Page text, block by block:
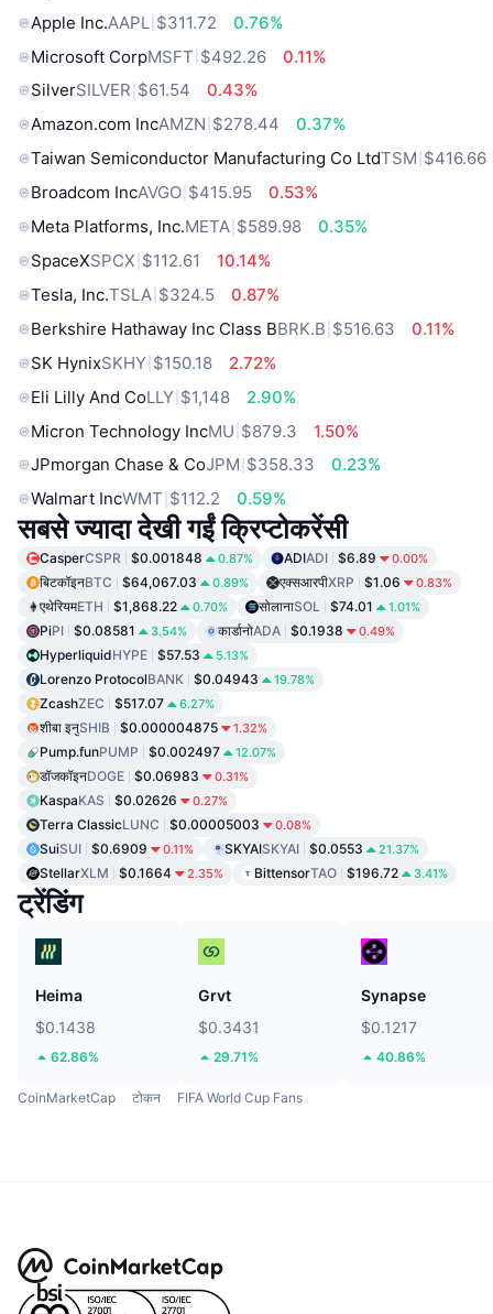
Apple Inc.AAPL $311.72
0.76%
Microsoft CorpMSFT $492.26
0.11%
SilverSILVER $61.54
0.43%
Amazon.com IncAMZN $278.44
0.37%
Taiwan Semiconductor Manufacturing Co LtdTSM $416.66
Broadcom IncAVGO $415.95
0.53%
Meta Platforms, Inc.META $589.98
0.35%
SpaceXSPCX $112.61
10.14%
Tesla, Inc.TSLA $324.5
0.87%
Berkshire Hathaway Inc Class BBRK.B $516.63
0.11%
SK HynixSKHY $150.18
2.72%
Eli Lilly And CoLLY $1,148
2.90%
Micron Technology IncMU $879.3
1.50%
JPmorgan Chase & CoJPM $358.33
0.23%
Walmart IncWMT $112.2 0.59%
सबसे ज्यादा देखी गईं क्रिप्टोकरेंसी
CasperCSPR $0.001848 0.87% ADIADI $6.89 0.00%
बिटकॉइनBTC $64,067.03 0.89% एक्सआरपीXRP $1.06 0.83%
एथेरियमETH $1,868.22 0.70% सोलानाSOL $74.01 1.01%
PiPI $0.08581 3.54% कार्डानोADA $0.1938 0.49%
HyperliquidHYPE $57.53 5.13%
Lorenzo ProtocolBANK $0.04943 19.78%
ZcashZEC $517.07 6.27%
शीबा इनुSHIB $0.000004875 1.32%
Pump.funPUMP $0.002497 12.07%
डॉजकॉइनDOGE $0.06983 0.31%
KaspaKAS $0.02626 0.27%
Terra ClassicLUNC $0.00005003 0.08%
SuiSUI $0.6909 0.11% SKYAISKYAI $0.0553 21.37%
StellarXLM $0.1664 2.35% BittensorTAO $196.72 3.41%
ट्रेंडिंग
Heima
$0.1438
62.86%
Grvt
$0.3431
29.71%
Synapse
$0.1217
40.86%
CoinMarketCap टोकन FIFA World Cup Fans